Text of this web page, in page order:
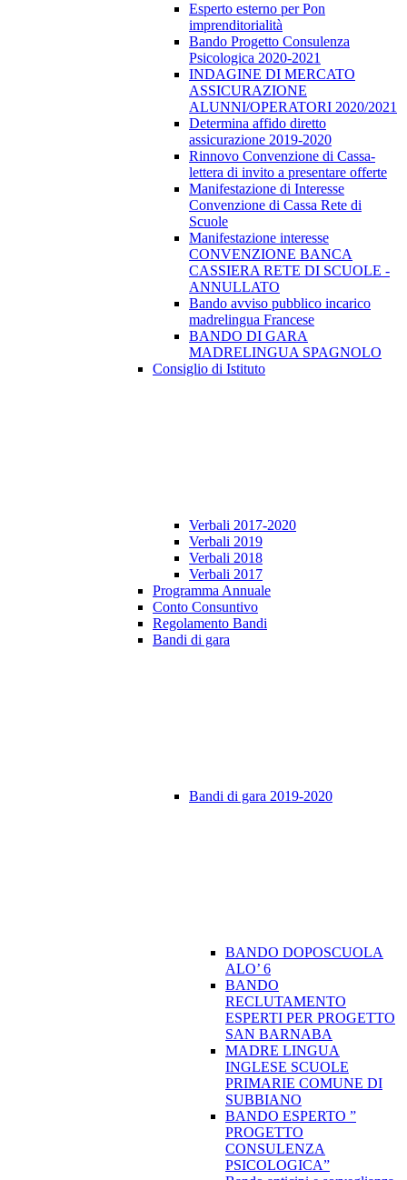
Esperto esterno per Pon
imprenditorialità
Bando Progetto Consulenza
Psicologica 2020-2021
INDAGINE DI MERCATO
ASSICURAZIONE
ALUNNI/OPERATORI 2020/2021
Determina affido diretto
assicurazione 2019-2020
Rinnovo Convenzione di Cassa-
lettera di invito a presentare offerte
Manifestazione di Interesse
Convenzione di Cassa Rete di
Scuole
Manifestazione interesse
CONVENZIONE BANCA
CASSIERA RETE DI SCUOLE -
ANNULLATO
Bando avviso pubblico incarico
madrelingua Francese
BANDO DI GARA
MADRELINGUA SPAGNOLO
Consiglio di Istituto
Verbali 2017-2020
Verbali 2019
Verbali 2018
Verbali 2017
Programma Annuale
Conto Consuntivo
Regolamento Bandi
Bandi di gara
Bandi di gara 2019-2020
BANDO DOPOSCUOLA
ALO’ 6
BANDO
RECLUTAMENTO
ESPERTI PER PROGETTO
SAN BARNABA
MADRE LINGUA
INGLESE SCUOLE
PRIMARIE COMUNE DI
SUBBIANO
BANDO ESPERTO ”
PROGETTO
CONSULENZA
PSICOLOGICA”